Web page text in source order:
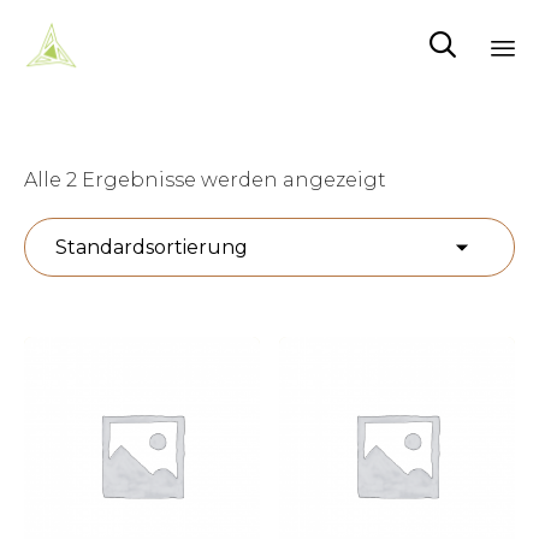

Alle 2 Ergebnisse werden angezeigt